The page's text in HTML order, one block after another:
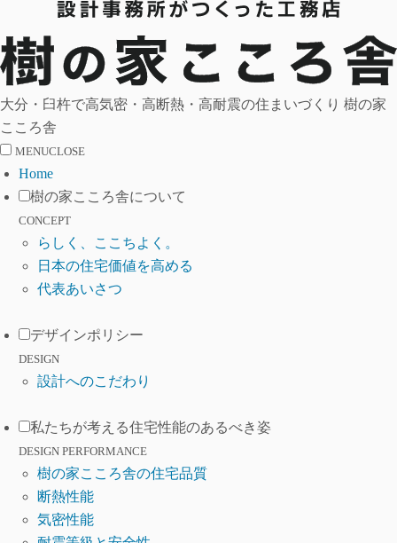
大分・臼杵で高気密・高断熱・高耐震の住まいづくり 樹の家
こころ舎
MENUCLOSE
Home
樹の家こころ舎について
CONCEPT
らしく、ここちよく。
日本の住宅価値を高める
代表あいさつ
デザインポリシー
DESIGN
設計へのこだわり
私たちが考える住宅性能のあるべき姿
DESIGN PERFORMANCE
樹の家こころ舎の住宅品質
断熱性能
気密性能